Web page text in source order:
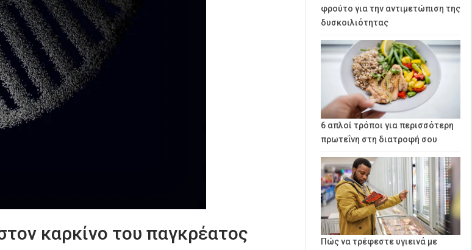
καρκίνο του παγκρέατος
φρούτο για την αντιμετώπιση της
δυσκοιλιότητας
6 απλοί τρόποι για περισσότερη
πρωτεΐνη στη διατροφή σου
Πώς να τρέφεστε υγιεινά με